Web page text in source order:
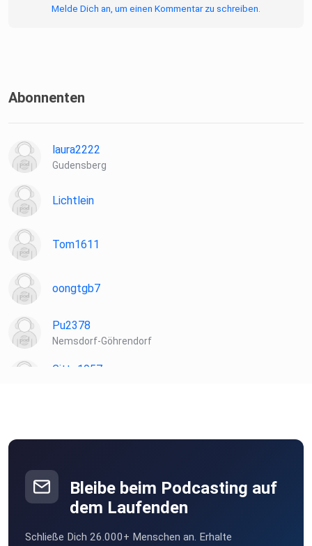
Melde Dich an, um einen Kommentar zu schreiben.
Abonnenten
laura2222
Gudensberg
Lichtlein
Tom1611
oongtgb7
Pu2378
Nemsdorf-Göhrendorf
Gitte1957
Frankfurt am Main
Patipta
Laudenbach
Bleibe beim Podcasting auf
dem Laufenden
Schließe Dich 26.000+ Menschen an. Erhalte